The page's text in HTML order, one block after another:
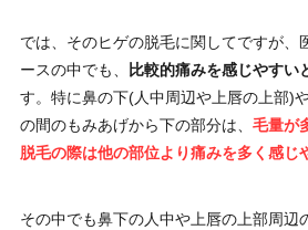
では、そのヒゲの脱毛に関してですが、
ースの中でも、
比較的痛みを感じやすい
す。特に鼻の下(人中周辺や上唇の上部)
の間のもみあげから下の部分は、 毛量が
脱毛の際は他の部位より痛みを多く感じ
その中でも鼻下の人中や上唇の上部周辺